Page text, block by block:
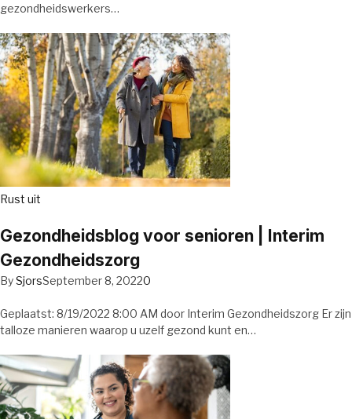
gezondheidswerkers…
Rust uit
Gezondheidsblog voor senioren | Interim
Gezondheidszorg
BySjorsSeptember 8, 20220
Geplaatst: 8/19/2022 8:00 AM door Interim Gezondheidszorg Er zijn
talloze manieren waarop u uzelf gezond kunt en…